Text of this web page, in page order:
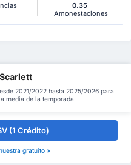
0.35
Amonestaciones
2021/2022 hasta 2025/2026 para
media de la temporada.
(1 Crédito)
gratuito »